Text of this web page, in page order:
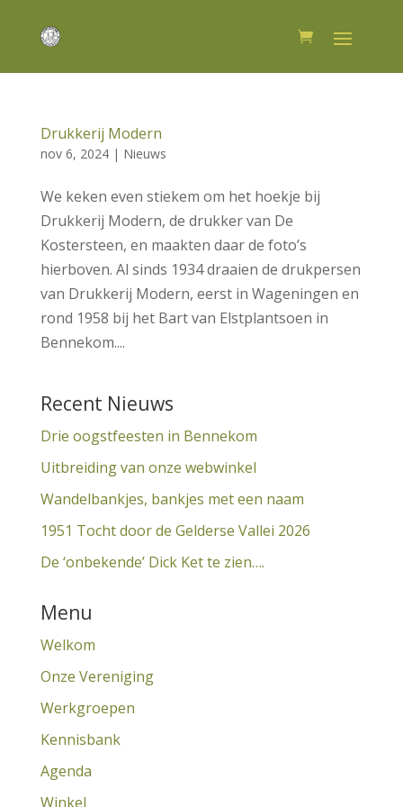
Drukkerij Modern
nov 6, 2024| Nieuws
We keken even stiekem om het hoekje bij
Drukkerij Modern, de drukker van De
Kostersteen, en maakten daar de foto’s
hierboven. Al sinds 1934 draaien de drukpersen
van Drukkerij Modern, eerst in Wageningen en
rond 1958 bij het Bart van Elstplantsoen in
Bennekom....
Recent Nieuws
Drie oogstfeesten in Bennekom
Uitbreiding van onze webwinkel
Wandelbankjes, bankjes met een naam
1951 Tocht door de Gelderse Vallei 2026
De ‘onbekende’ Dick Ket te zien….
Menu
Welkom
Onze Vereniging
Werkgroepen
Kennisbank
Agenda
Winkel